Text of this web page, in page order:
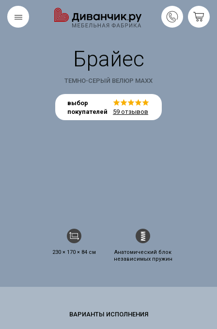
Брайес
ТЕМНО-СЕРЫЙ ВЕЛЮР MAXX
выбор
покупателей
59 отзывов
230 × 170 × 84 см
Анатомический блок
независимых пружин
Скандинавская